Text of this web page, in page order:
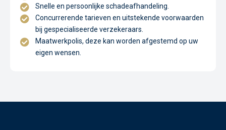
Snelle en persoonlijke schadeafhandeling.
Concurrerende tarieven en uitstekende voorwaarden
bij gespecialiseerde verzekeraars.
Maatwerkpolis, deze kan worden afgestemd op uw
eigen wensen.